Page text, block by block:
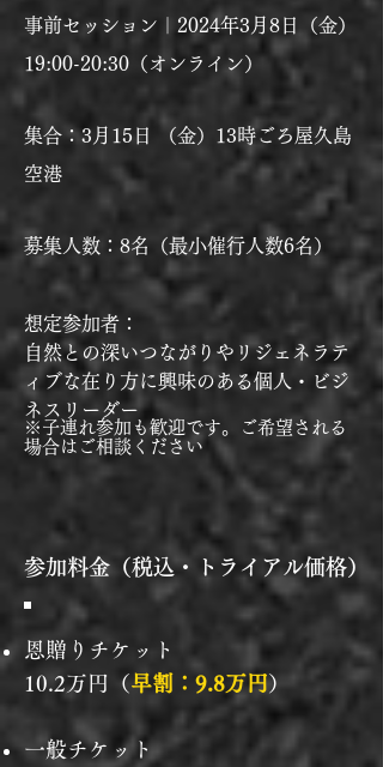
事前セッション｜2024年3月8日（金）
19:00-20:30（オンライン）
集合：3月15日 （金）13時ごろ 屋久島
空港
募集人数：8名（最小催行人数6名）
想定参加者：
自然との深いつながりやリジェネラテ
ィブな在り方に興味のある個人・ビジ
ネスリーダー
※子連れ参加も歓迎です。ご希望される
場合はご相談ください
参加料金（税込・トライアル価格）
恩贈りチケット
10.2万円 （早割：9.8万円）
一般チケット